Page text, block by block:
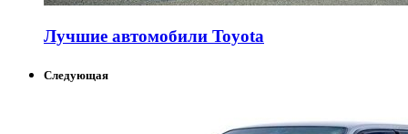
Лучшие автомобили Toyota
Следующая